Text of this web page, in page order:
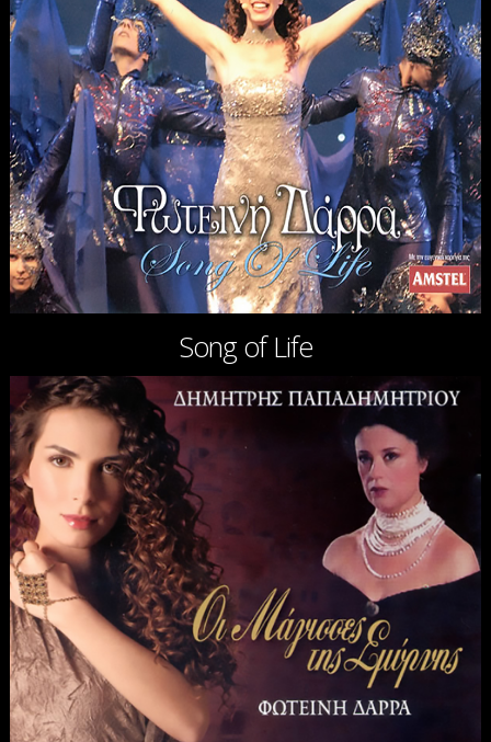
Song of Life